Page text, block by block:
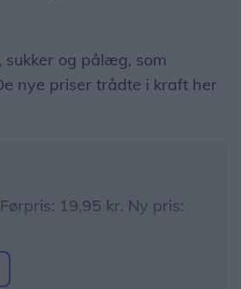
sukker og pålæg, som
nye priser trådte i kraft her
Førpris: 19,95 kr. Ny pris:
pris: 7,95 kr. /